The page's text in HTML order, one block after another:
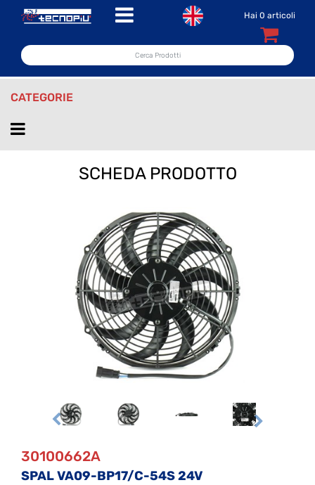
Open menu Hai 0 articoli
CATEGORIE
Open menu
SCHEDA PRODOTTO
30100662A
SPAL VA09-BP17/C-54S 24V